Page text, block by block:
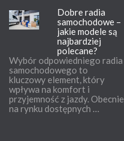
Dobre radia
samochodowe –
jakie modele są
najbardziej
polecane?
Wybór odpowiedniego radia
samochodowego to
kluczowy element, który
wpływa na komfort i
przyjemność z jazdy. Obecnie
na rynku dostępnych …